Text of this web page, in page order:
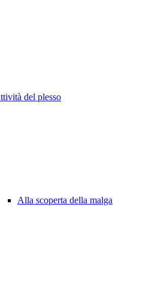
del plesso
Alla scoperta della malga